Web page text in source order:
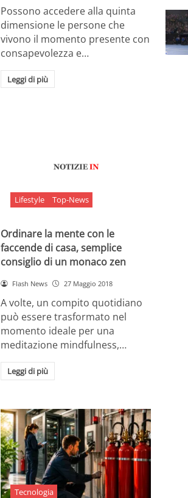
Possono accedere alla quinta
dimensione le persone che
vivono il momento presente con
consapevolezza e…
Leggi di più
Lifestyle Top-News
Ordinare la mente con le
faccende di casa, semplice
consiglio di un monaco zen
Flash News 27 Maggio 2018
A volte, un compito quotidiano
può essere trasformato nel
momento ideale per una
meditazione mindfulness,…
Leggi di più
Tecnologia